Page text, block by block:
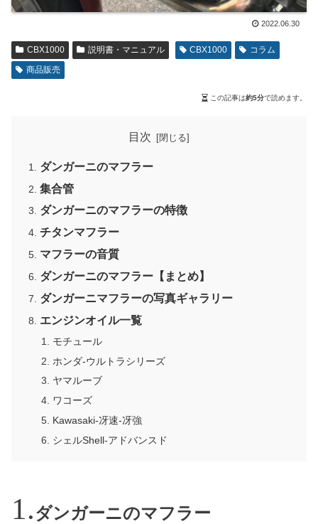
2022.06.30
CBX1000 説明書・マニュアル CBX1000
コラム
商品販売
この記事は約5分で読めます。
目次
ダンガーニのマフラー
集合管
ダンガーニのマフラーの特徴
チタンマフラー
マフラーの音質
ダンガーニのマフラー【まとめ】
ダンガーニマフラーの写真ギャラリー
エンジンオイル一覧
モチュール
ホンダ-ウルトラシリーズ
ヤマルーブ
ワコーズ
Kawasaki-冴速-冴強
シェルShell-アドバンスド
ダンガーニのマフラー